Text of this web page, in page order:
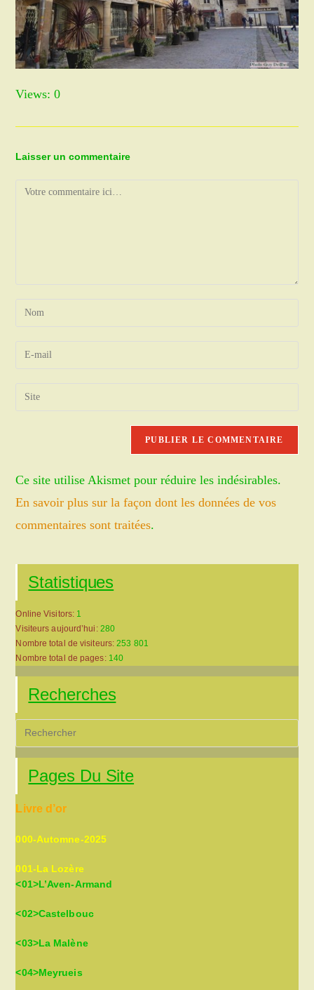
Views: 0
Laisser un commentaire
Comment
Enter
Enter
address
Saisir
(facultatif)
Ce site utilise Akismet pour réduire les indésirables.
En savoir plus sur la façon dont les données de vos
commentaires sont traitées.
Statistiques
Online Visitors: 1
Visiteurs aujourd’hui: 280
Nombre total de visiteurs:253 801
Nombre total de pages: 140
Recherches
Pages Du Site
Livre d’or
000-Automne-2025
001-La Lozère
<01>L’Aven-Armand
<02>Castelbouc
<03>La Malène
<04>Meyrueis